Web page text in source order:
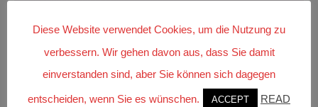
Diamant MikroDermabrasion*(15 Min.) – 35
Euro
Diese Website verwendet Cookies, um die Nutzung zu
verbessern. Wir gehen davon aus, dass Sie damit
einverstanden sind, aber Sie können sich dagegen
entscheiden, wenn Sie es wünschen. ACCEPT
READ